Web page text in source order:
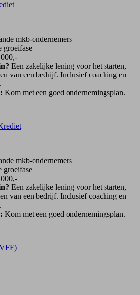
mkb-ondernemers
groeifase
Een zakelijke lening voor het starten,
van een bedrijf. Inclusief coaching en
Kom met een goed ondernemingsplan.
mkb-ondernemers
groeifase
Een zakelijke lening voor het starten,
van een bedrijf. Inclusief coaching en
Kom met een goed ondernemingsplan.